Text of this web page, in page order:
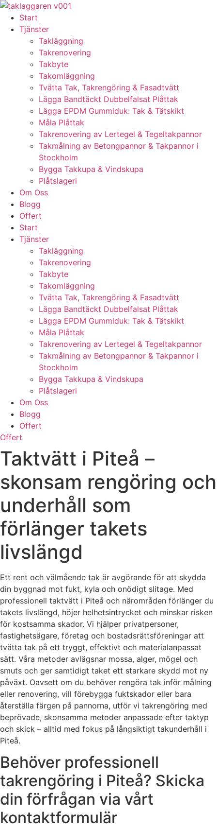
Skip
content
Start
Tjänster
Takläggning
Takrenovering
Takbyte
Takomläggning
Tvätta Tak, Takrengöring & Fasadtvätt
Lägga Bandtäckt Dubbelfalsat Plåttak
Lägga EPDM Gummiduk: Tak & Tätskikt
Måla Plåttak
Takrenovering av Lertegel & Tegeltakpannor
Takmålning av Betongpannor & Takpannor i
Stockholm
Bygga Takkupa & Vindskupa
Plåtslageri
Om Oss
Blogg
Offert
Start
Tjänster
Takläggning
Takrenovering
Takbyte
Takomläggning
Tvätta Tak, Takrengöring & Fasadtvätt
Lägga Bandtäckt Dubbelfalsat Plåttak
Lägga EPDM Gummiduk: Tak & Tätskikt
Måla Plåttak
Takrenovering av Lertegel & Tegeltakpannor
Takmålning av Betongpannor & Takpannor i
Stockholm
Bygga Takkupa & Vindskupa
Plåtslageri
Om Oss
Blogg
Offert
Offert
Taktvätt i Piteå –
skonsam rengöring och
underhåll som
förlänger takets
livslängd
Ett rent och välmående tak är avgörande för att skydda
din byggnad mot fukt, kyla och onödigt slitage. Med
professionell taktvätt i Piteå och närområden förlänger du
takets livslängd, höjer helhetsintrycket och minskar risken
för kostsamma skador. Vi hjälper privatpersoner,
fastighetsägare, företag och bostadsrättsföreningar att
tvätta tak på ett tryggt, effektivt och materialanpassat
sätt. Våra metoder avlägsnar mossa, alger, mögel och
smuts och ger samtidigt taket ett starkare skydd mot ny
påväxt. Oavsett om du behöver rengöra tak inför målning
eller renovering, vill förebygga fuktskador eller bara
återställa färgen på pannorna, utför vi takrengöring med
beprövade, skonsamma metoder anpassade efter taktyp
och skick – alltid med fokus på långsiktigt takunderhåll i
Piteå.
Behöver professionell
takrengöring i Piteå? Skicka
din förfrågan via vårt
kontaktformulär